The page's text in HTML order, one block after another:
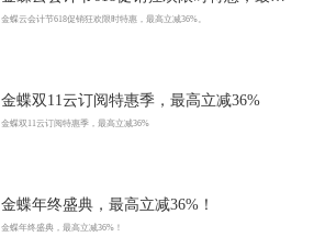
立减36%
金蝶云会计节618促销狂欢限时特惠，最高立减36%。
金蝶双11云订阅特惠季，最高立减36%
金蝶双11云订阅特惠季，最高立减36%
金蝶年终盛典，最高立减36%！
金蝶年终盛典，最高立减36%！